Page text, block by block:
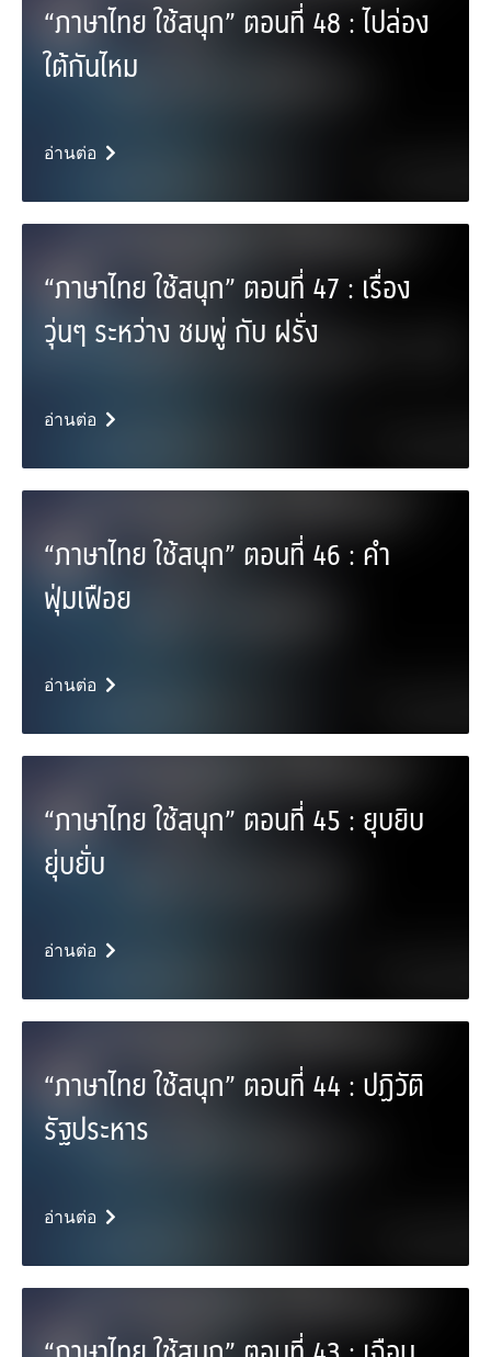
“ภาษาไทย ใช้สนุก” ตอนที่ 48 : ไปล่อง
ใต้กันไหม
อ่านต่อ
“ภาษาไทย ใช้สนุก” ตอนที่ 47 : เรื่อง
วุ่นๆ ระหว่าง ชมพู่ กับ ฝรั่ง
อ่านต่อ
“ภาษาไทย ใช้สนุก” ตอนที่ 46 : คำ
ฟุ่มเฟือย
อ่านต่อ
“ภาษาไทย ใช้สนุก” ตอนที่ 45 : ยุบยิบ
ยุ่บยั่บ
อ่านต่อ
“ภาษาไทย ใช้สนุก” ตอนที่ 44 : ปฏิวัติ
รัฐประหาร
อ่านต่อ